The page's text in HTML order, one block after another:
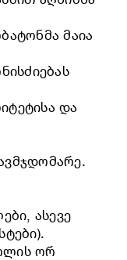
მაია
და
ასევე
ორ